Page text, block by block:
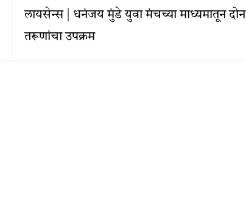
लायसेन्स | धनंजय मुंडे युवा मंचच्या माध्यमातून दोन
तरूणांचा उपक्रम